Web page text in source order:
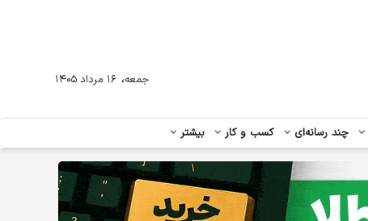
چند رسانه‌ای کسب و کار بیشتر
جمعه، ۱۶ مرداد ۱۴۰۵